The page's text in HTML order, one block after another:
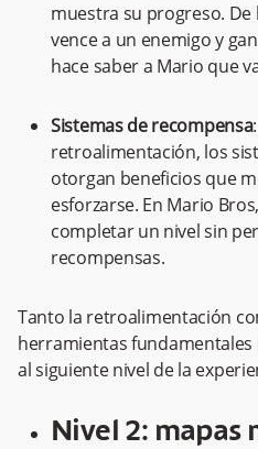
muestra su progreso.
vence a un enemigo y
hace saber a Mario que
Sistemas de recompensa
retroalimentación, los
otorgan beneficios que
esforzarse. En Mario
completar un nivel sin
recompensas.
Tanto la retroalimentación
herramientas fundamentales
al siguiente nivel de la
Nivel 2: mapas